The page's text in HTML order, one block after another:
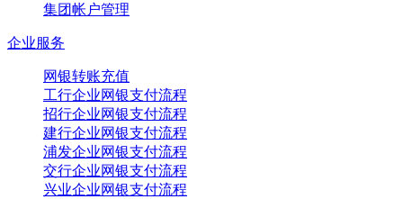
集团帐户管理
企业服务
网银转账充值
工行企业网银支付流程
招行企业网银支付流程
建行企业网银支付流程
浦发企业网银支付流程
交行企业网银支付流程
兴业企业网银支付流程